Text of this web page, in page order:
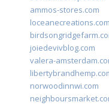
ammos-stores.com
loceanecreations.com
joiedevivblog.com
valera-
norwoodinnwi.com